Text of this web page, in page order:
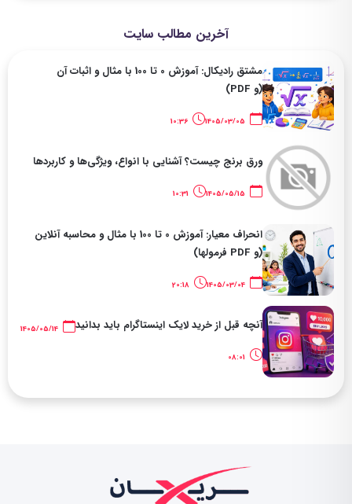
آخرین مطالب سایت
مشتق رادیکال: آموزش 0 تا 100 با مثال و اثبات آن
(و PDF)
10:36
ورق برنج چیست؟ آشنایی با انواع، ویژگی‌ها و کاربردها
انحراف معیار: آموزش 0 تا 100 با مثال و محاسبه آنلاین
(و PDF فرمولها)
20:18
آنچه قبل از خرید لایک اینستاگرام باید بدانید